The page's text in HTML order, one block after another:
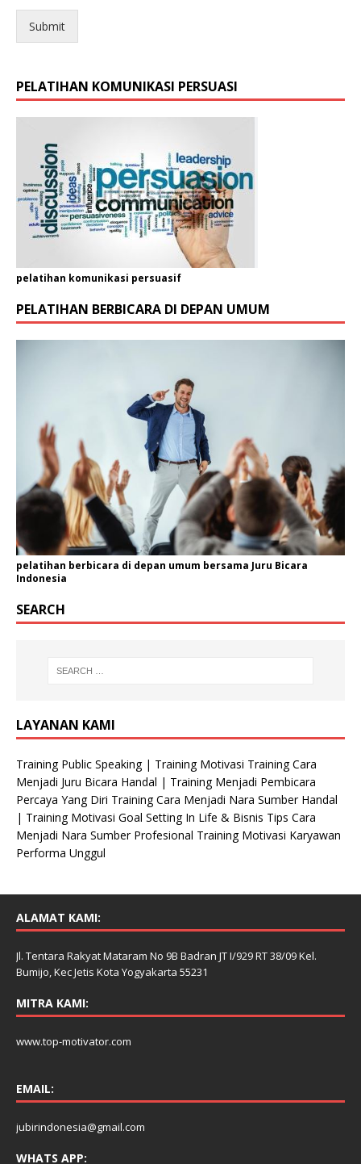
Submit
PELATIHAN KOMUNIKASI PERSUASI
pelatihan komunikasi persuasif
PELATIHAN BERBICARA DI DEPAN UMUM
pelatihan berbicara di depan umum bersama Juru Bicara
Indonesia
SEARCH
LAYANAN KAMI
Training Public Speaking | Training Motivasi Training Cara
Menjadi Juru Bicara Handal | Training Menjadi Pembicara
Percaya Yang Diri Training Cara Menjadi Nara Sumber Handal
| Training Motivasi Goal Setting In Life & Bisnis Tips Cara
Menjadi Nara Sumber Profesional Training Motivasi Karyawan
Performa Unggul
ALAMAT KAMI:
Jl. Tentara Rakyat Mataram No 9B Badran JT I/929 RT 38/09 Kel.
Bumijo, Kec Jetis Kota Yogyakarta 55231
MITRA KAMI:
www.top-motivator.com
EMAIL:
jubirindonesia@gmail.com
WHATS APP: